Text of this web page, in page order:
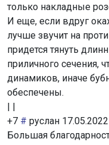
только накладные
И еще, если вдруг
лучше звучит на
придется тянуть
приличного сечения,
динамиков, иначе
обеспечены.
| |
+7 # руслан
Большая